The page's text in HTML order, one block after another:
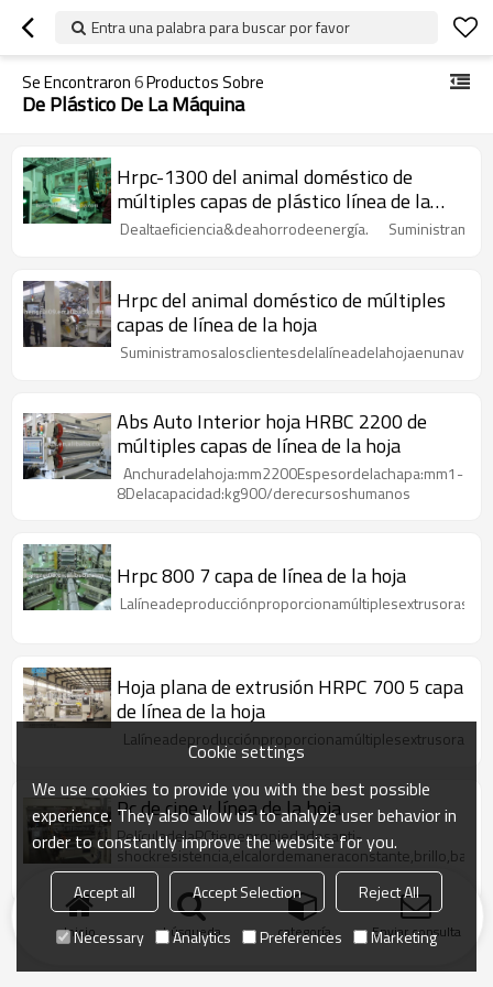
Entra una palabra para buscar por favor
Se Encontraron6Productos Sobre
De Plástico De La Máquina
Hrpc-1300 del animal doméstico de
múltiples capas de plástico línea de la
hoja
Dealtaeficiencia&deahorrodeenergía.
Hrpc del animal doméstico de múltiples
capas de línea de la hoja
Abs Auto Interior hoja HRBC 2200 de
múltiples capas de línea de la hoja
Anchuradelahoja:mm2200Espesordelachapa:mm1-
8Delacapacidad:kg900/derecursoshumanos
Hrpc 800 7 capa de línea de la hoja
Hoja plana de extrusión HRPC 700 5 capa
de línea de la hoja
Pc de cine y línea de la hoja
PelículadelaPCtienepropiedadesanti-
contaminació
Inicio búsqueda categoría Enviar consulta
Cookie settings
We use cookies to provide you with the best possible
experience. They also allow us to analyze user behavior in
order to constantly improve the website for you.
Accept all Accept Selection
Reject All
Necessary
Analytics Preferences Marketing